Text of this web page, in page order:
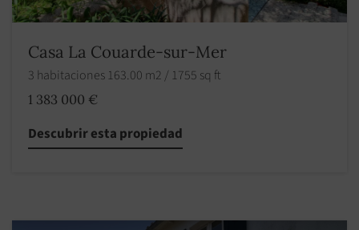
Casa La Couarde-sur-Mer
3 habitaciones 163.00 m2 / 1755 sq ft
1 383 000 €
Descubrir esta propiedad